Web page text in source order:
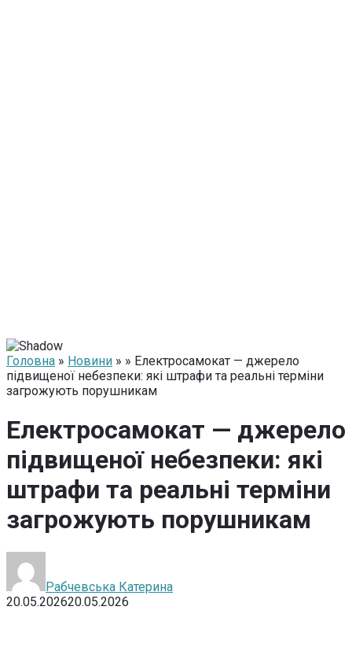
Головна » Новини » » Електросамокат — джерело
підвищеної небезпеки: які штрафи та реальні терміни
загрожують порушникам
Електросамокат — джерело
підвищеної небезпеки: які
штрафи та реальні терміни
загрожують порушникам
Рабчевська Катерина
20.05.202620.05.2026